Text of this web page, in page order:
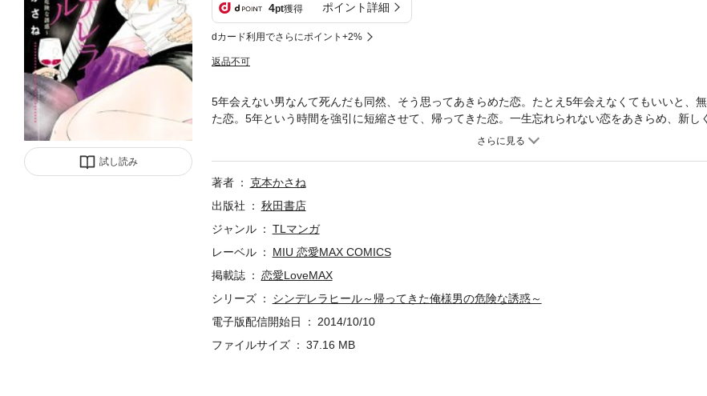
試し読み
4pt獲得 ポイント詳細
dカード利用でさらにポイント+2%
返品不可
5年会えない男なんて死んだも同然、そう思ってあきらめた恋。たとえ5年会えなくてもいいと、
た恋。5年という時間を強引に短縮させて、帰ってきた恋。一生忘れられない恋をあきらめ、新し
恋。……4人の男女の恋心が交錯する感動巨編!! 表題作のほか「あなたの一番になりたくて」「生
がございますので、ご注意ください。
著者
克本かさね
出版社
秋田書店
ジャンル
TLマンガ
レーベル
MIU 恋愛MAX COMICS
掲載誌
恋愛LoveMAX
シリーズ
シンデレラヒール～帰ってきた俺様男の危険な誘惑～
電子版配信開始日
2014/10/10
ファイルサイズ
37.16 MB